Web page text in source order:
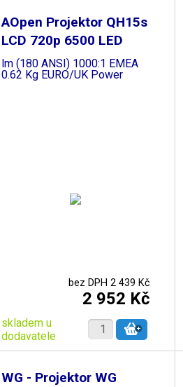
AOpen Projektor QH15s
LCD 720p 6500 LED
lm (180 ANSI) 1000:1 EMEA
0.62 Kg EURO/UK Power
bez DPH 2 439 Kč
2 952 Kč
skladem u
dodavatele
WG - Projektor WG